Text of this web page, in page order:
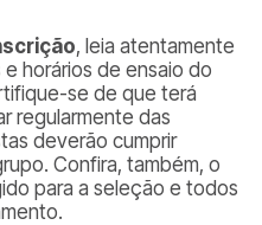
, leia atentamente
horários de ensaio do
se de que terá
regularmente das
deverão cumprir
Confira, também, o
para a seleção e todos